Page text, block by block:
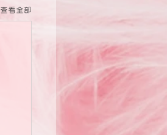
查看全部